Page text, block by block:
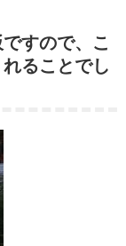
すので、こ
ることでし